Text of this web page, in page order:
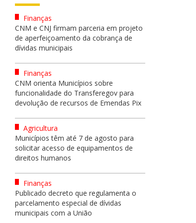
Finanças
CNM e CNJ firmam parceria em projeto
de aperfeiçoamento da cobrança de
dívidas municipais
Finanças
CNM orienta Municípios sobre
funcionalidade do Transferegov para
devolução de recursos de Emendas Pix
Agricultura
Municípios têm até 7 de agosto para
solicitar acesso de equipamentos de
direitos humanos
Finanças
Publicado decreto que regulamenta o
parcelamento especial de dívidas
municipais com a União